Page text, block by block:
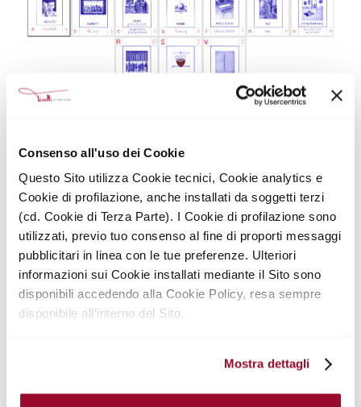
Consenso all'uso dei Cookie
Questo Sito utilizza Cookie tecnici, Cookie analytics e
Cookie di profilazione, anche installati da soggetti terzi
(cd. Cookie di Terza Parte). I Cookie di profilazione sono
utilizzati, previo tuo consenso al fine di proporti messaggi
pubblicitari in linea con le tue preferenze. Ulteriori
informazioni sui Cookie installati mediante il Sito sono
disponibili accedendo alla Cookie Policy, resa sempre
disponibile all’interno del Sito.
Mostra dettagli
Ascolto
Guarda il video
Spogliarsi delle proprie convinzioni per
creare spazio all’altro, accoglierlo,
percepirlo, sentirlo senza giudicare: questo
significa ascoltare davvero. Oggi vogliamo
tutti parlare, ma solo pochi ascoltano;
siamo costantemente sottoposti alle